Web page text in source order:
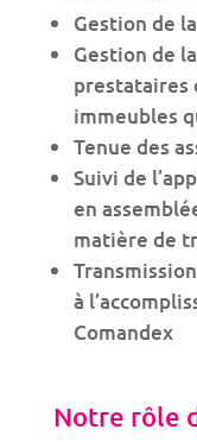
Gestion de
Gestion de
prestataires
immeubles
Tenue des
Suivi de
en
matière de
à
Comandex
Notre rôle